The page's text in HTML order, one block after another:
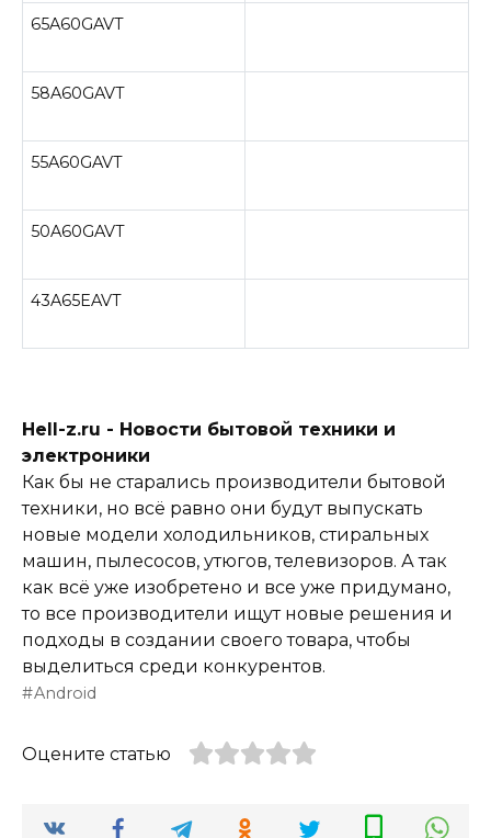
65A60GAVT
58A60GAVT
55A60GAVT
50A60GAVT
43A65EAVT
Hell-z.ru - Новости бытовой техники и
электроники
Как бы не старались производители бытовой
техники, но всё равно они будут выпускать
новые модели холодильников, стиральных
машин, пылесосов, утюгов, телевизоров. А так
как всё уже изобретено и все уже придумано,
то все производители ищут новые решения и
подходы в создании своего товара, чтобы
выделиться среди конкурентов.
Android
Оцените статью